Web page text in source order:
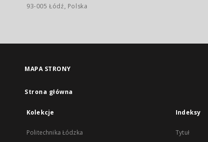
93-005 Łódź, Polska
MAPA STRONY
Strona główna
Kolekcje
Politechnika Łódzka
Indeksy
Tytuł